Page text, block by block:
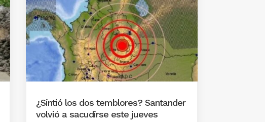
¿Sintió los dos temblores? Santander
volvió a sacudirse este jueves